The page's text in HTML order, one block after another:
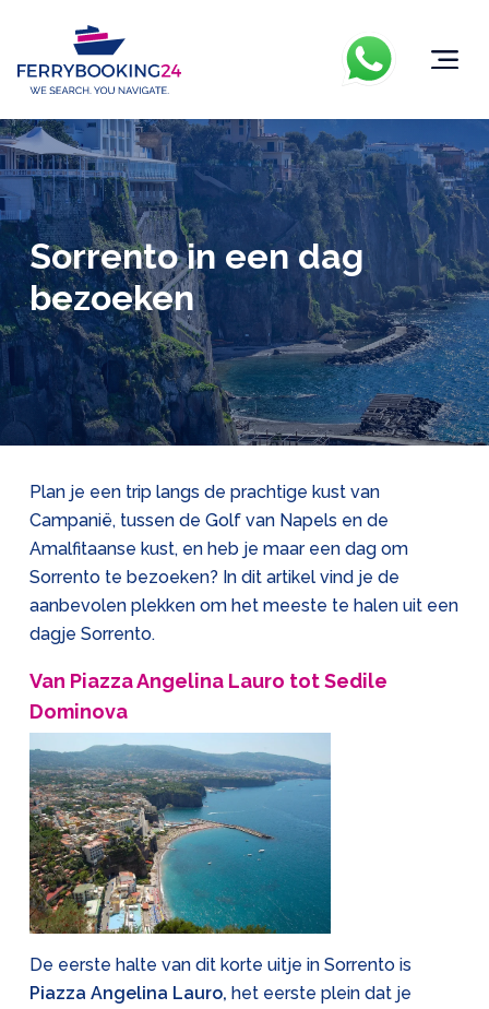
Sorrento in een dag
bezoeken
Plan je een trip langs de prachtige kust van
Campanië, tussen de Golf van Napels en de
Amalfitaanse kust, en heb je maar een dag om
Sorrento te bezoeken? In dit artikel vind je de
aanbevolen plekken om het meeste te halen uit een
dagje Sorrento.
Van Piazza Angelina Lauro tot Sedile
Dominova
De eerste halte van dit korte uitje in Sorrento is
Piazza Angelina Lauro, het eerste plein dat je